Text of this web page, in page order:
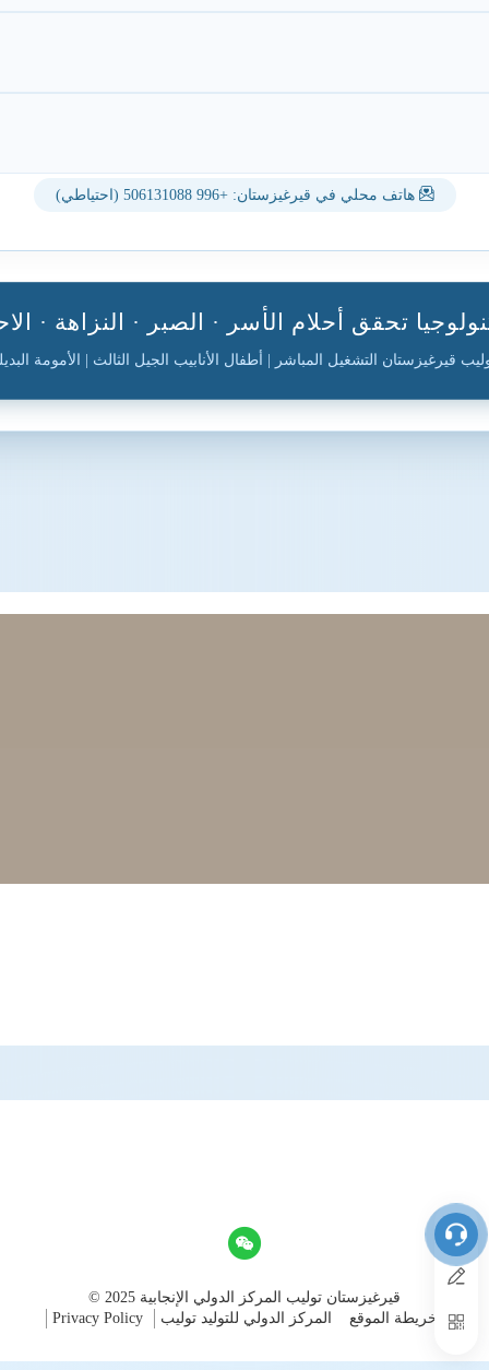
هاتف محلي في قيرغيزستان: +996 506131088 (احتياطي)
تحقق أحلام الأسر · الصبر · النزاهة ·
قيرغيزستان التشغيل المباشر | أطفال الأنابيب الجيل الثالث | الأمومة
© 2025 قيرغيزستان توليب المركز الدولي الإنجابية
Privacy Policy
المركز الدولي للتوليد توليب خريطة الموقع